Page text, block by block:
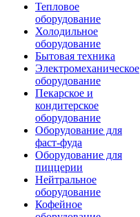
Тепловое
оборудование
Холодильное
оборудование
Бытовая техника
Электромеханическое
оборудование
Пекарское и
кондитерское
оборудование
Оборудование для
фаст-фуда
Оборудование для
пиццерии
Нейтральное
оборудование
Кофейное